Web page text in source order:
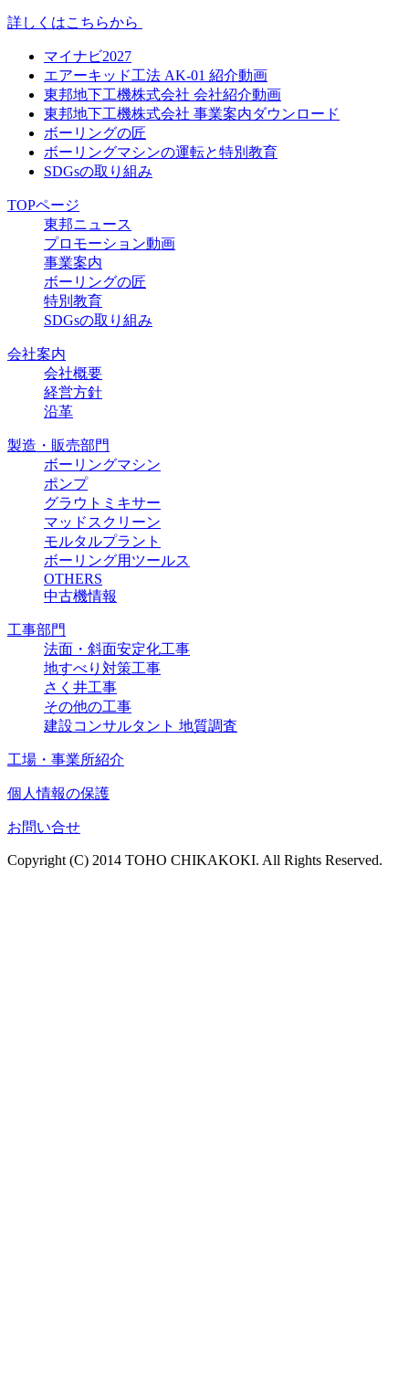
詳しくはこちらから
マイナビ2027
エアーキッド工法 AK-01 紹介動画
東邦地下工機株式会社 会社紹介動画
東邦地下工機株式会社 事業案内ダウンロード
ボーリングの匠
ボーリングマシンの運転と特別教育
SDGsの取り組み
TOPページ
東邦ニュース
プロモーション動画
事業案内
ボーリングの匠
特別教育
SDGsの取り組み
会社案内
会社概要
経営方針
沿革
製造・販売部門
ボーリングマシン
ポンプ
グラウトミキサー
マッドスクリーン
モルタルプラント
ボーリング用ツールス
OTHERS
中古機情報
工事部門
法面・斜面安定化工事
地すべり対策工事
さく井工事
その他の工事
建設コンサルタント 地質調査
工場・事業所紹介
個人情報の保護
お問い合せ
Copyright (C) 2014 TOHO CHIKAKOKI. All Rights Reserved.